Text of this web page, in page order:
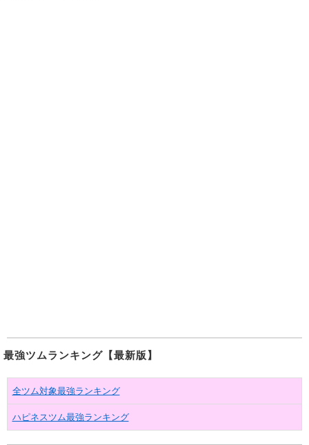
最強ツムランキング【最新版】
全ツム対象最強ランキング
ハピネスツム最強ランキング